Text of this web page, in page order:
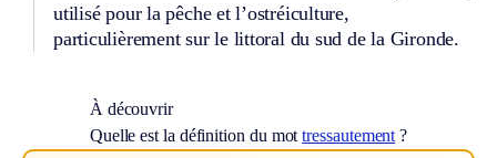
utilisé pour la pêche et l’ostréiculture,
particulièrement sur le littoral du sud de la Gironde.
À découvrir
Quelle est la définition du mottressautement ?